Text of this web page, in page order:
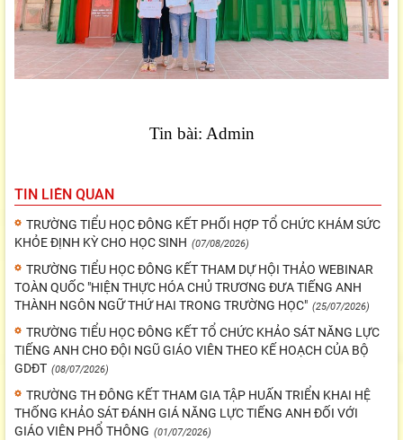
Tin bài: Admin
TIN LIÊN QUAN
TRƯỜNG TIỂU HỌC ĐÔNG KẾT PHỐI HỢP TỔ CHỨC KHÁM SỨC
KHỎE ĐỊNH KỲ CHO HỌC SINH (07/08/2026)
TRƯỜNG TIỂU HỌC ĐÔNG KẾT THAM DỰ HỘI THẢO WEBINAR
TOÀN QUỐC "HIỆN THỰC HÓA CHỦ TRƯƠNG ĐƯA TIẾNG ANH
THÀNH NGÔN NGỮ THỨ HAI TRONG TRƯỜNG HỌC" (25/07/2026)
TRƯỜNG TIỂU HỌC ĐÔNG KẾT TỔ CHỨC KHẢO SÁT NĂNG LỰC
TIẾNG ANH CHO ĐỘI NGŨ GIÁO VIÊN THEO KẾ HOẠCH CỦA BỘ
GDĐT (08/07/2026)
TRƯỜNG TH ĐÔNG KẾT THAM GIA TẬP HUẤN TRIỂN KHAI HỆ
THỐNG KHẢO SÁT ĐÁNH GIÁ NĂNG LỰC TIẾNG ANH ĐỐI VỚI
GIÁO VIÊN PHỔ THÔNG (01/07/2026)